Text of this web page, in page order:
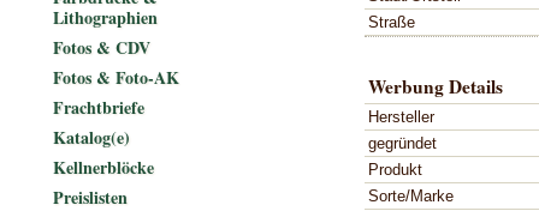
Straße
Werbung Details
Hersteller
gegründet
Produkt
Sorte/Marke
Lithographien
Fotos & CDV
Fotos & Foto-AK
Frachtbriefe
Katalog(e)
Kellnerblöcke
Preislisten